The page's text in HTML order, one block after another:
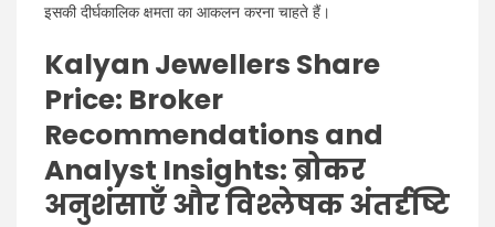
इसकी दीर्घकालिक क्षमता का आकलन करना चाहते हैं।
Kalyan Jewellers Share
Price: Broker
Recommendations and
Analyst Insights: ब्रोकर
अनुशंसाएँ और विश्लेषक अंतर्दृष्टि